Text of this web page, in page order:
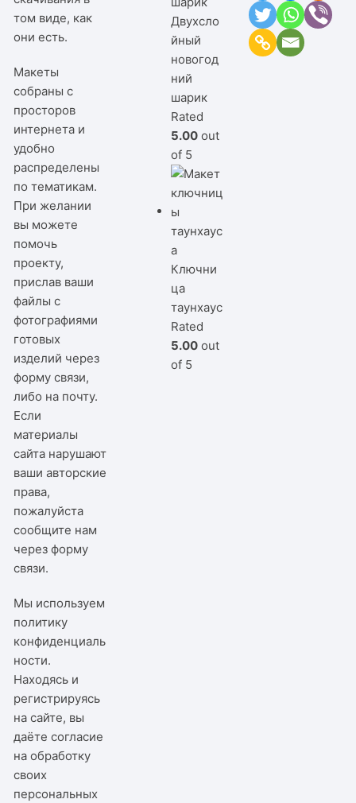
том виде, как
они есть.
Макеты
собраны с
просторов
интернета и
удобно
распределены
по тематикам.
При желании
вы можете
помочь
проекту,
прислав ваши
файлы с
фотографиями
готовых
изделий через
форму связи,
либо на почту.
Если
материалы
сайта нарушают
ваши авторские
права,
пожалуйста
сообщите нам
черезформу
связи.
Мы используем
политику
конфиденциаль
ности.
Находясь и
регистрируясь
на сайте, вы
даёте согласие
на обработку
своих
персональных
Двухсло
йный
новогод
ний
шарик
Rated
5.00 out
of 5
Ключни
ца
таунхаус
Rated
5.00 out
of 5